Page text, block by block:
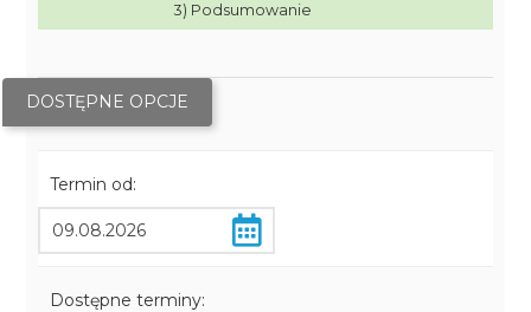
3) Podsumowanie
DOSTĘPNE OPCJE
Termin od:
Dostępne terminy: